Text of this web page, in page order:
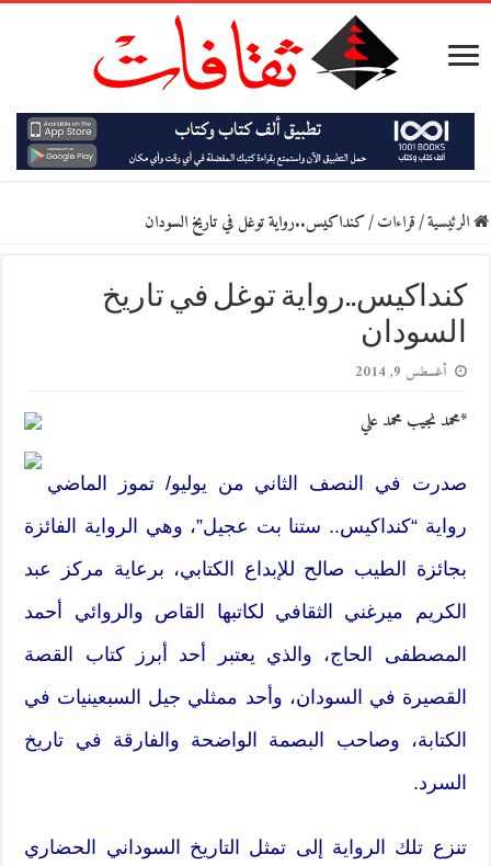
الرئيسية/قراءات/كنداكيس..رواية توغل في تاريخ السودان
كنداكيس..رواية توغل في تاريخ
السودان
أغسطس 9, 2014
*محمد نجيب محمد علي
صدرت في النصف الثاني من يوليو/ تموز الماضي
رواية “كنداكيس.. ستنا بت عجيل”، وهي الرواية الفائزة
بجائزة الطيب صالح للإبداع الكتابي، برعاية مركز عبد
الكريم ميرغني الثقافي لكاتبها القاص والروائي أحمد
المصطفى الحاج، والذي يعتبر أحد أبرز كتاب القصة
القصيرة في السودان، وأحد ممثلي جيل السبعينيات في
الكتابة، وصاحب البصمة الواضحة والفارقة في تاريخ
السرد.
تنزع تلك الرواية إلى تمثل التاريخ السوداني الحضاري